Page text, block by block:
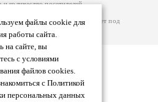
файлы cookie для
работы сайта.
на сайте, вы
с условиями
файлов cookies.
с Политикой
персональных данных
количество посетителей.
2000-2026. Портал работает под
18+